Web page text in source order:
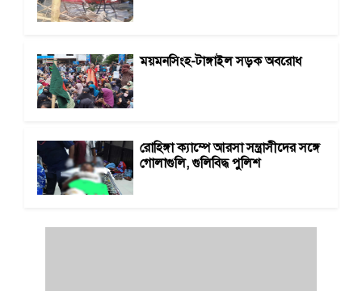
ময়মনসিংহ-টাঙ্গাইল সড়ক অবরোধ
রোহিঙ্গা ক্যাম্পে আরসা সন্ত্রাসীদের সঙ্গে
গোলাগুলি, গুলিবিদ্ধ পুলিশ